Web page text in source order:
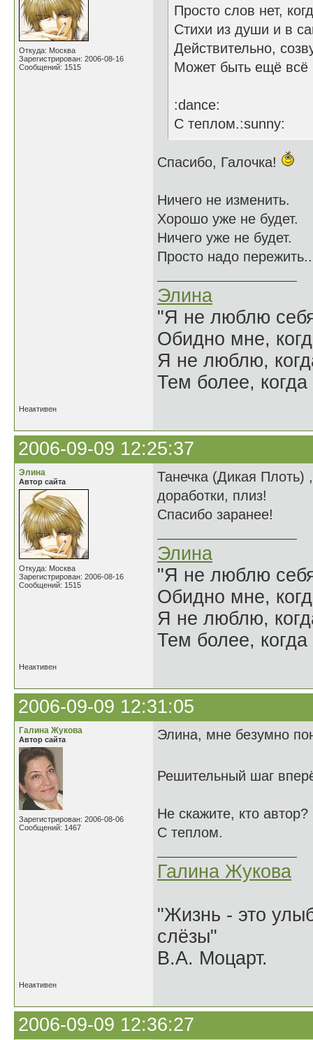
Откуда: Москва
Зарегистрирован: 2006-08-16
Сообщений: 1515
Просто слов нет,
Стихи из души и в
Действительно,
Может быть ещё всё
:dance:
С теплом.:sunny:
Спасибо, Галочка!
Ничего не изменить.
Хорошо уже не будет.
Ничего уже не будет.
Просто надо
Элина
"Я не люблю
Обидно мне,
Я не люблю,
Тем более,
Неактивен
2006-09-09 12:25:37
Элина
Автор сайта
Откуда: Москва
Зарегистрирован: 2006-08-16
Сообщений: 1515
Танечка (Дикая Плоть)
доработки, плиз!
Спасибо заранее!
Элина
"Я не люблю
Обидно мне,
Я не люблю,
Тем более,
Неактивен
2006-09-09 12:31:05
Галина Жукова
Автор сайта
Зарегистрирован: 2006-08-06
Сообщений: 1467
Элина, мне безумно
Решительный шаг
Не скажите, кто автор?
С теплом.
Галина Жукова
"Жизнь - это
слёзы"
В.А. Моцарт.
Неактивен
2006-09-09 12:36:27